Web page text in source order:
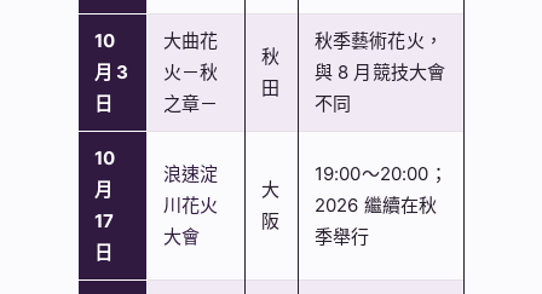
10
月 3
日
大曲花
火－秋
之章－
秋
田
秋季藝術花火，
與 8 月競技大會
不同
10
月
17
日
浪速淀
川花火
大會
大
阪
19:00～20:00；
2026 繼續在秋
季舉行